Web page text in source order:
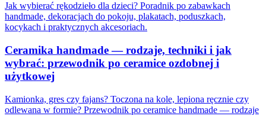
Jak wybierać rękodzieło dla dzieci? Poradnik po zabawkach
handmade, dekoracjach do pokoju, plakatach, poduszkach,
kocykach i praktycznych akcesoriach.
Ceramika handmade — rodzaje, techniki i jak
wybrać: przewodnik po ceramice ozdobnej i
użytkowej
Kamionka, gres czy fajans? Toczona na kole, lepiona ręcznie czy
odlewana w formie? Przewodnik po ceramice handmade — rodzaje